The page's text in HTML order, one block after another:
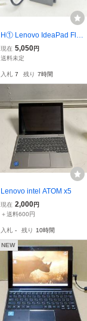
H① Lenovo IdeaPad Flex
3i Chrome Gen8 ノート
パソコン 12.2型 Chrome
ル クロームブック ノート
PC モノトク
現在 5,050円
送料未定
入札 7 残り 7時間
Lenovo intel ATOM x5
現在 2,000円
＋送料600円
入札 - 残り 10時間
NEW